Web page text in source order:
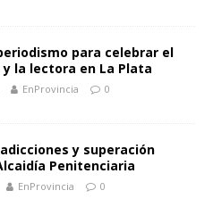
para celebrar el
la lectora en La Plata
EnProvincia 0
y superación
Penitenciaria
EnProvincia 0